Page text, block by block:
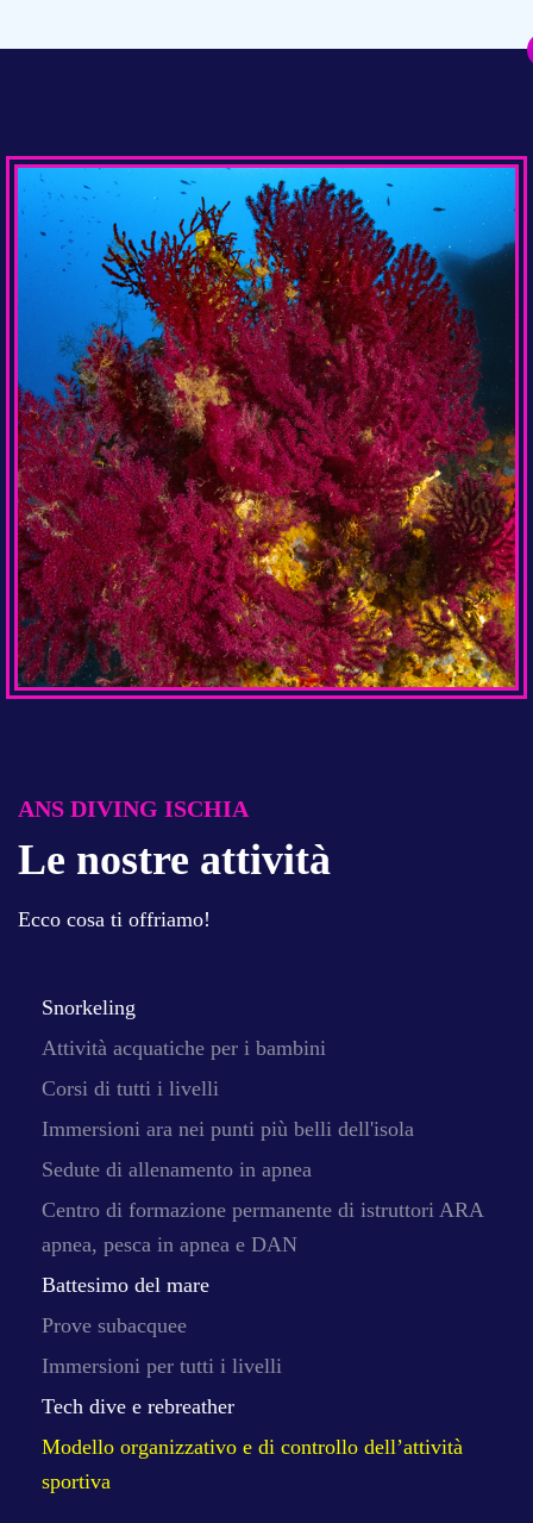
ANS DIVING ISCHIA
Le nostre attività
Ecco cosa ti offriamo!
Snorkeling
Attività acquatiche per i bambini
Corsi di tutti i livelli
Immersioni ara nei punti più belli dell'isola
Sedute di allenamento in apnea
Centro di formazione permanente di istruttori ARA
apnea, pesca in apnea e DAN
Battesimo del mare
Prove subacquee
Immersioni per tutti i livelli
Tech dive e rebreather
Modello organizzativo e di controllo dell’attività
sportiva